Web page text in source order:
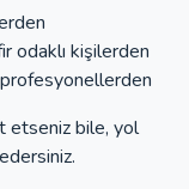
odaklı kişilerden
etseniz bile, yol